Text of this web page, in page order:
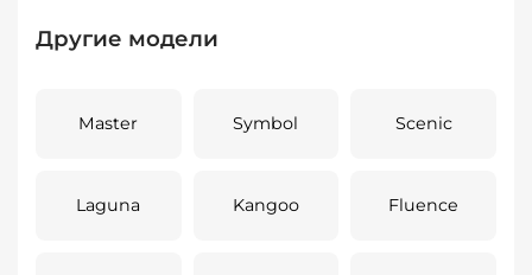
Другие модели
Master Symbol Scenic
Laguna Kangoo Fluence